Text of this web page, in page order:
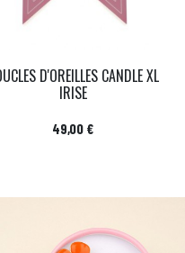
D'OREILLES CANDLE XL
IRISE
Prix
49,00 €